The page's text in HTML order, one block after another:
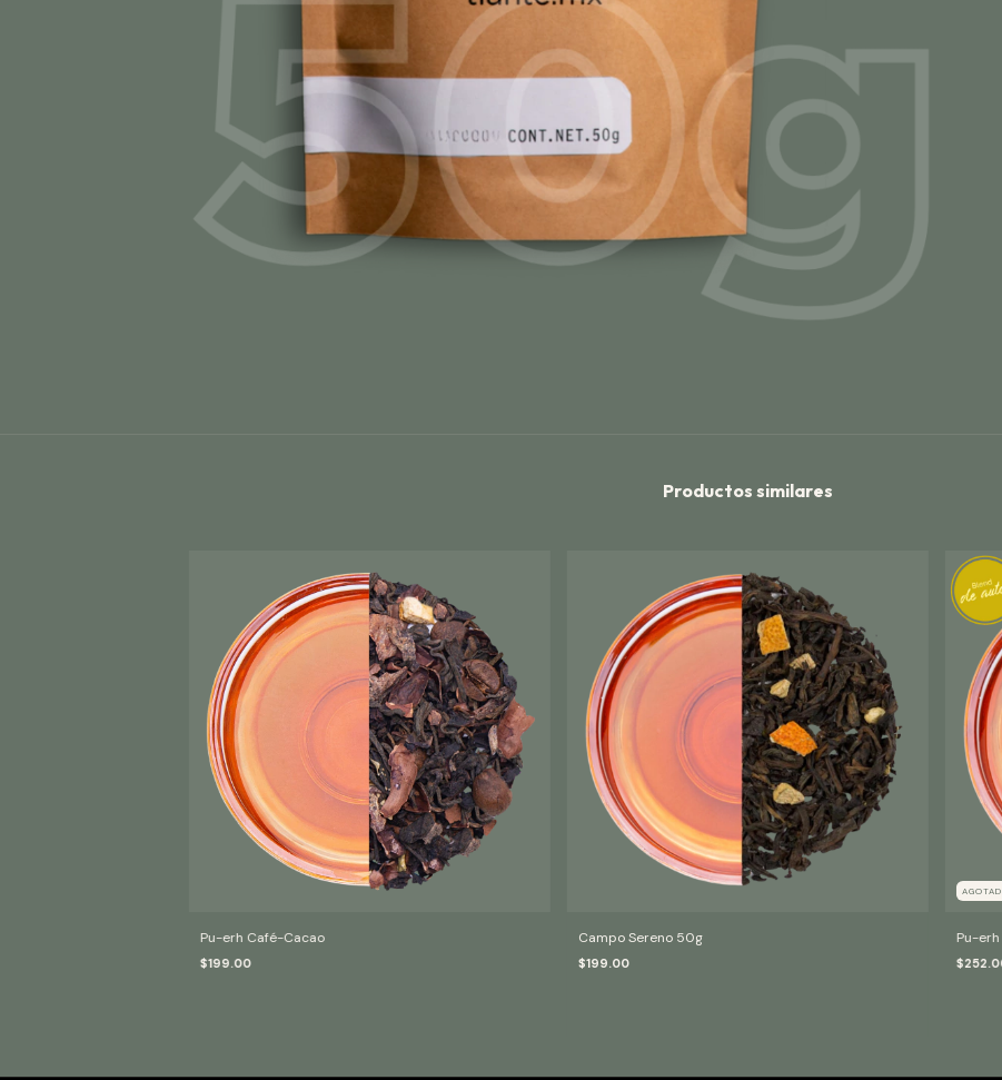
Productos similares
Pu-erh Café-Cacao
$199.00
Campo Sereno 50g
$199.00
Pu-